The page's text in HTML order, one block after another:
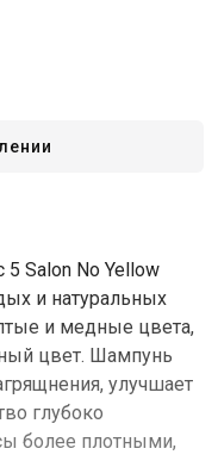
Salon No Yellow
и натуральных
и медные цвета,
цвет. Шампунь
улучшает
глубоко
более плотными,